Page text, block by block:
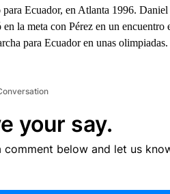
Ecuador, en Atlanta 1996.
la meta con Pérez en un
para Ecuador en unas olimpiadas.
your say.
comment below and let us